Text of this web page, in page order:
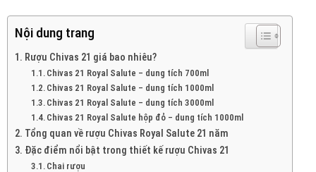
Nội dung trang
Rượu Chivas 21 giá bao nhiêu?
Chivas 21 Royal Salute – dung tích 700ml
Chivas 21 Royal Salute – dung tích 1000ml
Chivas 21 Royal Salute – dung tích 3000ml
Chivas 21 Royal Salute hộp đỏ – dung tích 1000ml
Tổng quan về rượu Chivas Royal Salute 21 năm
Đặc điểm nổi bật trong thiết kế rượu Chivas 21
Chai rượu